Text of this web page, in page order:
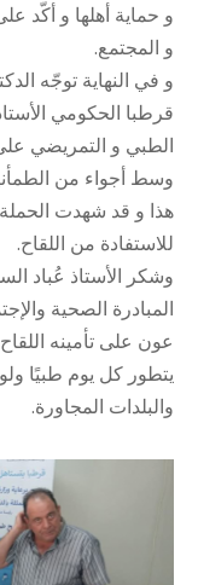
و حماية أهلها و أكّد
و المجتمع.
و في النهاية توجّه
قرطبا الحكومي
الطبي و التمريضي
وسط أجواء من
هذا و قد شهدت الحملة
للاستفادة من اللقاح.
وشكر الأستاذ عُباد
المبادرة الصحية
عون على تأمينه
يتطور كل يوم طبيًا
والبلدات المجاورة.